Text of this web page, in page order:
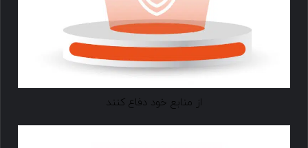
از منابع خود دفاع کنند